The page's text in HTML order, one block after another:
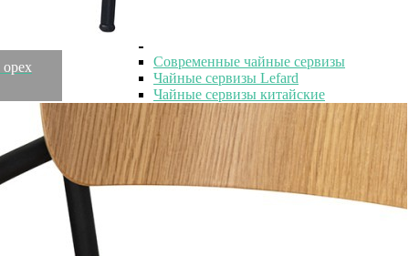
Современные чайные сервизы
Чайные сервизы Lefard
Чайные сервизы китайские
Красивые чайные сервизы
Чешские чайные сервизы
Чайные сервизы на 6 персон
Фарфоровые чайные сервизы
Чайные наборы
Чайные наборы